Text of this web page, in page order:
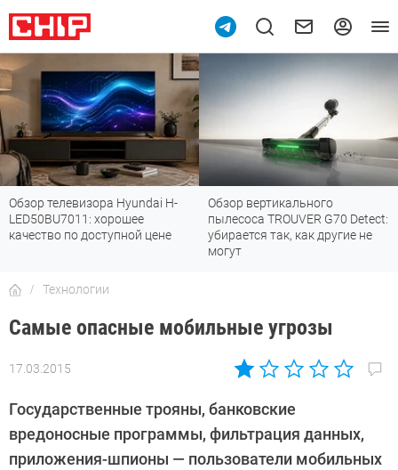
Обзор телевизора Hyundai H-
LED50BU7011: хорошее
качество по доступной цене
Обзор вертикального
пылесоса TROUVER G70 Detect:
убирается так, как другие не
могут
Технологии
Самые опасные мобильные угрозы
17.03.2015
Автор:
Киреев
Государственные трояны, банковские
вредоносные программы, фильтрация данных,
приложения-шпионы — пользователи мобильных